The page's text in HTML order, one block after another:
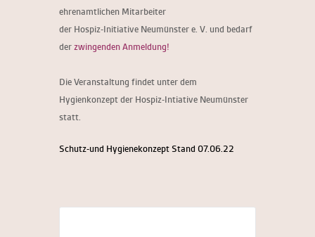
ehrenamtlichen Mitarbeiter
der Hospiz-Initiative Neumünster e. V. und bedarf
der zwingenden Anmeldung!
Die Veranstaltung findet unter dem
Hygienkonzept der Hospiz-Intiative Neumünster
statt.
Schutz-und Hygienekonzept Stand 07.06.22